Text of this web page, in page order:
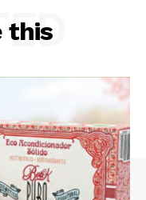
this